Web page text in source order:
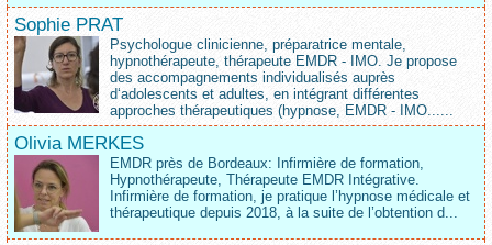
Sophie PRAT
Psychologue clinicienne, préparatrice mentale,
hypnothérapeute, thérapeute EMDR - IMO. Je propose
des accompagnements individualisés auprès
d‘adolescents et adultes, en intégrant différentes
approches thérapeutiques (hypnose, EMDR - IMO......
Olivia MERKES
EMDR près de Bordeaux: Infirmière de formation,
Hypnothérapeute, Thérapeute EMDR Intégrative.
Infirmière de formation, je pratique l’hypnose médicale et
thérapeutique depuis 2018, à la suite de l’obtention d...